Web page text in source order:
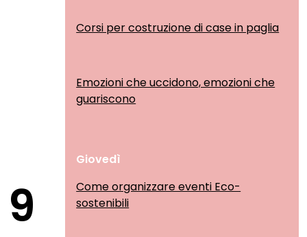
Corsi per costruzione di case in paglia
Emozioni che uccidono, emozioni che
guariscono
9
Giovedì
Come organizzare eventi Eco-
sostenibili